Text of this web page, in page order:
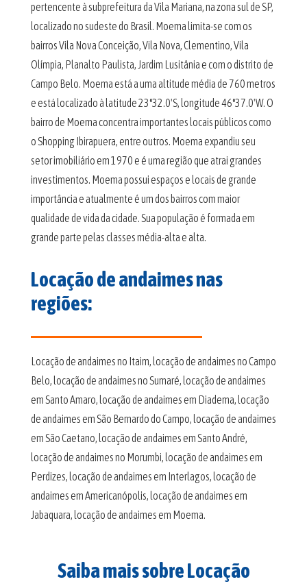
pertencente à subprefeitura da Vila Mariana, na zona sul de SP,
localizado no sudeste do Brasil. Moema limita-se com os
bairros Vila Nova Conceição, Vila Nova, Clementino, Vila
Olímpia, Planalto Paulista, Jardim Lusitânia e com o distrito de
Campo Belo. Moema está a uma altitude média de 760 metros
e está localizado à latitude 23°32.0'S, longitude 46°37.0'W. O
bairro de Moema concentra importantes locais públicos como
o Shopping Ibirapuera, entre outros. Moema expandiu seu
setor imobiliário em 1970 e é uma região que atrai grandes
investimentos. Moema possui espaços e locais de grande
importância e atualmente é um dos bairros com maior
qualidade de vida da cidade. Sua população é formada em
grande parte pelas classes média-alta e alta.
Locação de andaimes nas
regiões:
Locação de andaimes no Itaim, locação de andaimes no Campo
Belo, locação de andaimes no Sumaré, locação de andaimes
em Santo Amaro, locação de andaimes em Diadema, locação
de andaimes em São Bernardo do Campo, locação de andaimes
em São Caetano, locação de andaimes em Santo André,
locação de andaimes no Morumbi, locação de andaimes em
Perdizes, locação de andaimes em Interlagos, locação de
andaimes em Americanópolis, locação de andaimes em
Jabaquara, locação de andaimes em Moema.
Saiba mais sobre Locação